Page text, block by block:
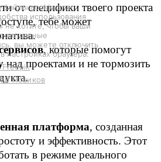
от специфики твоего проекта
тебе может
, которые помогут
над проектами и не тормозить
платформа, созданная
и эффективность. Этот
в режиме реального
файлы cookie для
использования
не хотите, чтобы ваши
данные
вы можете отключить
настройках браузера.
Freepik
Новиков